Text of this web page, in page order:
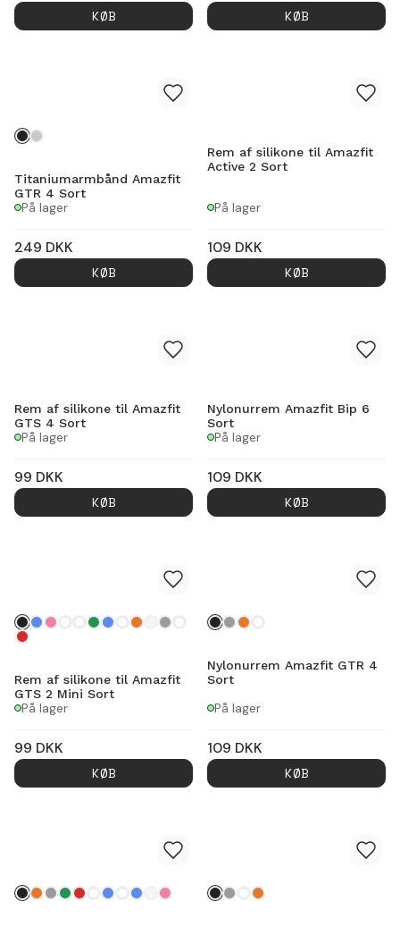
KØB
KØB
Titaniumarmbånd Amazfit
GTR 4 Sort
På lager
249 DKK
KØB
Rem af silikone til Amazfit
Active 2 Sort
På lager
109 DKK
KØB
Rem af silikone til Amazfit
GTS 4 Sort
På lager
99 DKK
KØB
Nylonurrem Amazfit Bip 6
Sort
På lager
109 DKK
KØB
Rem af silikone til Amazfit
GTS 2 Mini Sort
På lager
99 DKK
KØB
Nylonurrem Amazfit GTR 4
Sort
På lager
109 DKK
KØB